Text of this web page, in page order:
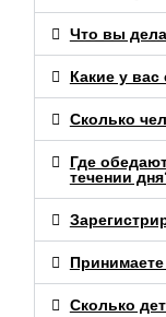
Что вы
Какие у
Сколько
Где
течении
Сколько